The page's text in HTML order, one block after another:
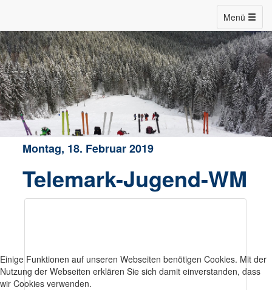
Menü
Montag, 18. Februar 2019
Telemark-Jugend-WM
Einige Funktionen auf unseren Webseiten benötigen Cookies. Mit der
Nutzung der Webseiten erklären Sie sich damit einverstanden, dass
wir Cookies verwenden.